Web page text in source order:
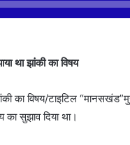
था झांकी का विषय
का विषय/टाइटिल
सुझाव दिया था।